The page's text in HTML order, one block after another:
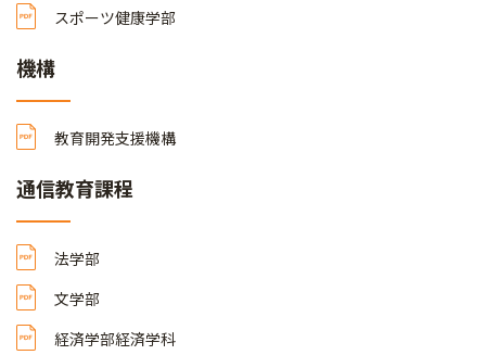
スポーツ健康学部
機構
教育開発支援機構
通信教育課程
法学部
文学部
経済学部経済学科